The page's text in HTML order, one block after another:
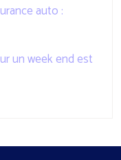
auto :
un week end est